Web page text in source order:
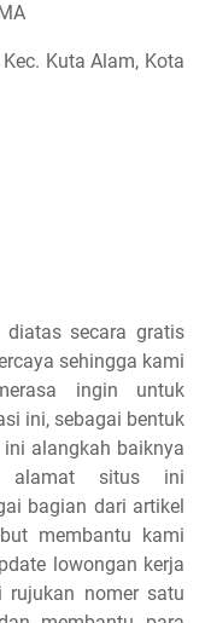
Kuta Alam, Kota
secara gratis
sehingga kami
ingin untuk
ini, sebagai bentuk
alangkah baiknya
alamat situs ini
bagian dari artikel
membantu kami
lowongan kerja
rujukan nomer satu